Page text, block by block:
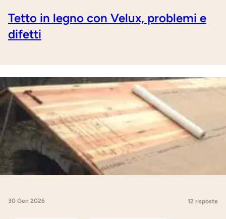
Tetto in legno con Velux, problemi e
difetti
30 Gen 2026 12 risposte